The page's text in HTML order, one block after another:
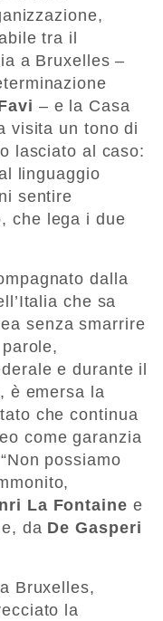
tra il
a Bruxelles –
– e la Casa
visita un tono di
lasciato al caso:
linguaggio
sentire
che lega i due
dalla
che sa
senza smarrire
e durante il
è emersa la
che continua
come garanzia
possiamo
La Fontaine e
da De Gasperi
Bruxelles,
la